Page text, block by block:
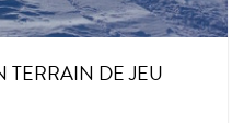
TERRAIN DE JEU